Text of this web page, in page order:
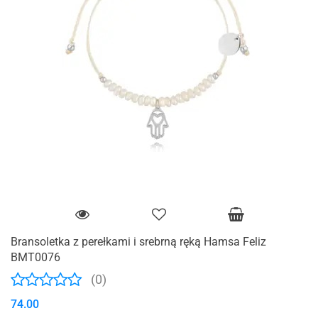
Bransoletka z perełkami i srebrną ręką Hamsa Feliz
BMT0076
(0)
74.00